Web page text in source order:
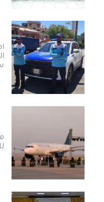
أمان السائح
السياحية
مطار دير
للشرق السوري